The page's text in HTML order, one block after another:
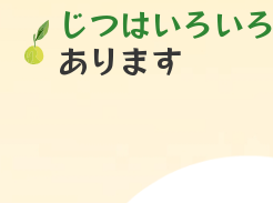
じつはいろいろ
あります